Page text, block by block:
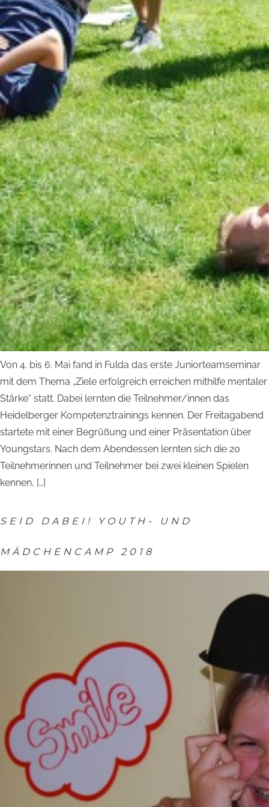
Von 4. bis 6. Mai fand in Fulda das erste Juniorteamseminar
mit dem Thema „Ziele erfolgreich erreichen mithilfe mentaler
Stärke“ statt. Dabei lernten die Teilnehmer/innen das
Heidelberger Kompetenztrainings kennen. Der Freitagabend
startete mit einer Begrüßung und einer Präsentation über
Youngstars. Nach dem Abendessen lernten sich die 20
Teilnehmerinnen und Teilnehmer bei zwei kleinen Spielen
kennen, […]
SEID DABEI! YOUTH- UND
MÄDCHENCAMP 2018